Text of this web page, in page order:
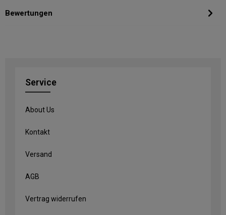
Bewertungen
Service
About Us
Kontakt
Versand
AGB
Vertrag widerrufen